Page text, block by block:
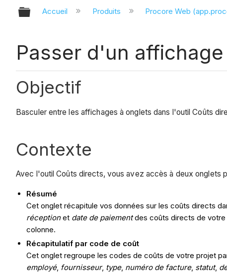
Développer/réduire la hiérarchie
Accueil Produits Procore Web
Passer d'un
Objectif
Basculer entre les affichages à onglets dans l'outil Coûts
Contexte
Avec l'outil Coûts directs, vous avez accès à deux onglets
Résumé
Cet onglet récapitule vos données sur les coûts directs
réceptionet date de paiementdes coûts directs de votre
colonne.
Récapitulatif par code de coût
Cet onglet regroupe les codes de coûts de votre projet
employé, fournisseur, type, numéro de facture, statut,